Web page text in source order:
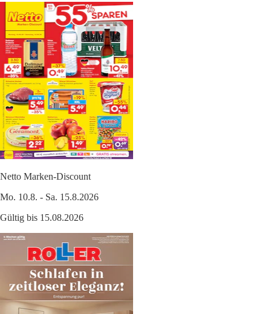
Netto Marken-Discount
Mo. 10.8. - Sa. 15.8.2026
Gültig bis 15.08.2026